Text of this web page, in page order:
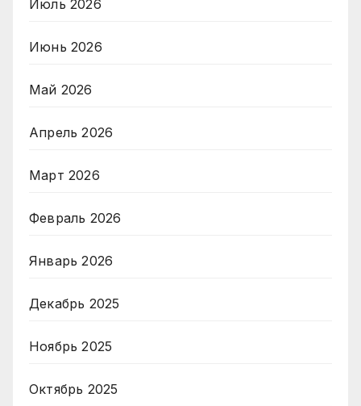
Июль 2026
Июнь 2026
Май 2026
Апрель 2026
Март 2026
Февраль 2026
Январь 2026
Декабрь 2025
Ноябрь 2025
Октябрь 2025